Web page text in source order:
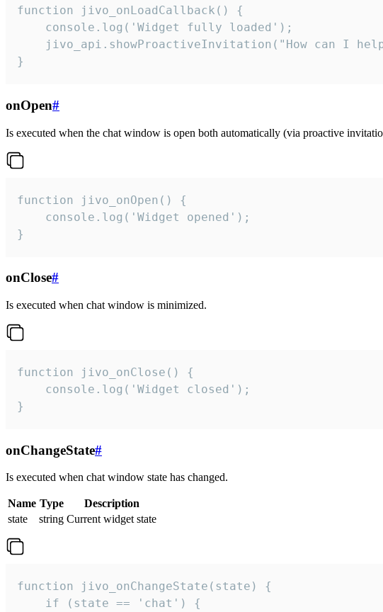
function jivo_onLoadCallback() {
    console.log('Widget fully loaded');
jivo_api.showProactiveInvitation("How can I
}
onOpen#
Is executed when the chat window is open both automatically (via proactive
function jivo_onOpen() {
    console.log('Widget opened');
}
onClose#
Is executed when chat window is minimized.
function jivo_onClose() {
    console.log('Widget closed');
}
onChangeState#
Is executed when chat window state has changed.
Name Type
Description
state
string Current widget state
function jivo_onChangeState(state) {
    if (state == 'chat') {